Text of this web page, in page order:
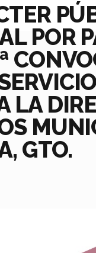
POR
LA
GTO.